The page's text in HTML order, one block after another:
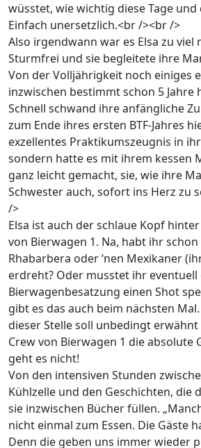
wüsstet, wie wichtig diese Tage und
Einfach unersetzlich.<br /><br />
Also irgendwann war es Elsa zu viel
Sturmfrei und sie begleitete ihre
Von der Volljährigkeit noch einiges
inzwischen bestimmt schon 5 Jahre
Schnell schwand ihre anfängliche
zum Ende ihres ersten BTF-Jahres
exzellentes Praktikumszeugnis in
sondern hatte es mit ihrem kessen
ganz leicht gemacht, sie, wie ihre
Schwester auch, sofort ins Herz zu
/>
Elsa ist auch der schlaue Kopf
von Bierwagen 1. Na, habt ihr schon
Rhabarbera oder ‘nen Mexikaner
erdreht? Oder musstet ihr eventuell
Bierwagenbesatzung einen Shot
gibt es das auch beim nächsten
dieser Stelle soll unbedingt
Crew von Bierwagen 1 die absolute
geht es nicht!
Von den intensiven Stunden
Kühlzelle und den Geschichten, die
sie inzwischen Bücher füllen.
nicht einmal zum Essen. Die Gäste
Denn die geben uns immer wieder